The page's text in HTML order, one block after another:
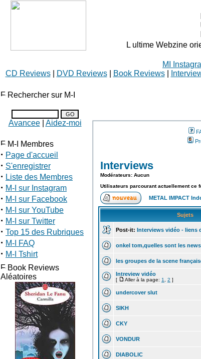
L ultime Webzine
MI
CD Reviews| DVD Reviews| Book Reviews|
Rechercher sur M-I
Avancee| Aidez-moi
M-I Membres
· Page d'accueil
· S'enregistrer
· Liste des Membres
· M-I sur Instagram
· M-I sur Facebook
· M-I sur YouTube
· M-I sur Twitter
· Top 15 des Rubriques
· M-I FAQ
· M-I Tshirt
Book Reviews
Aléatoires
Interviews
Modérateurs: Aucun
Utilisateurs parcourant actuellement ce
METAL IMPACT
Sujets
Post-it: Interviews vidéo - liens
onkel tom,quelles sont les
les groupes de la scene
Intreview vidéo
[ Aller à la page: 1 2 ]
undercover slut
SIKH
CKY
VONDUR
DIABOLIC